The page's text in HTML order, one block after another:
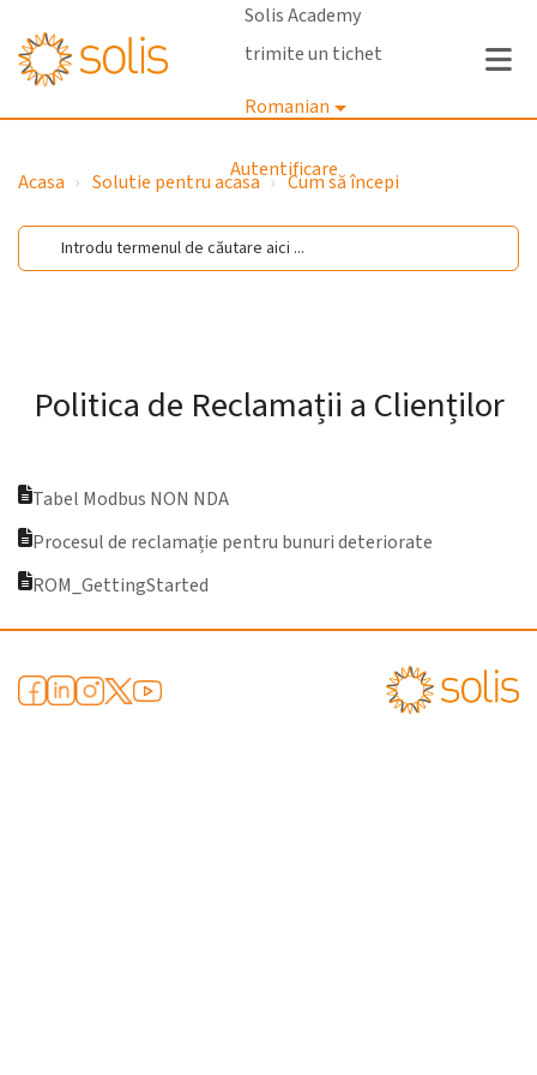
Solis Academy
trimite un tichet
Romanian
Autentificare
Acasa Solutie pentru acasa Cum să începi
Politica de Reclamații a Clienților
Tabel Modbus NON NDA
Procesul de reclamație pentru bunuri deteriorate
ROM_GettingStarted